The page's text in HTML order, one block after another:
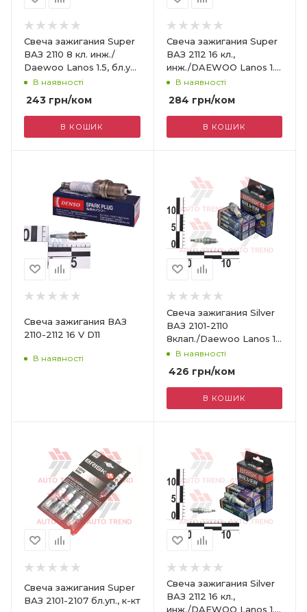
Свеча зажигания Super
ВАЗ 2110 8 кл. инж./
Daewoo Lanos 1.5, бл.уп.,
к-ктВ наявності
243 грн/ком
В КОШИК
Свеча зажигания Super
ВАЗ 2112 16 кл.,
инж./DAEWOO Lanos 1.6
к-ктВ наявності
284 грн/ком
В КОШИК
Свеча зажигания ВАЗ
2110-2112 16 V D11
В наявності
Свеча зажигания Silver
ВАЗ 2101-2110
8клап./Daewoo Lanos 1.5
под ГБО, бл.уп., к-кт
В наявності
426 грн/ком
В КОШИК
Свеча зажигания Super
ВАЗ 2101-2107 бл.уп., к-кт
Свеча зажигания Silver
ВАЗ 2112 16 кл.,
инж./DAEWOO Lanos 1.6